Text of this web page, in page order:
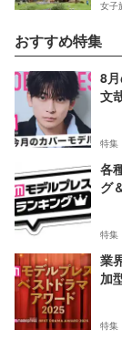
女子
おすすめ特集
8
文
特集
各
グ
特集
業
加
特集